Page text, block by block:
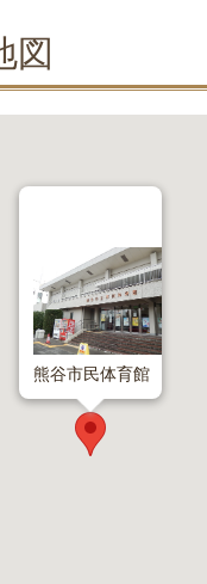
図
熊谷市民体育館